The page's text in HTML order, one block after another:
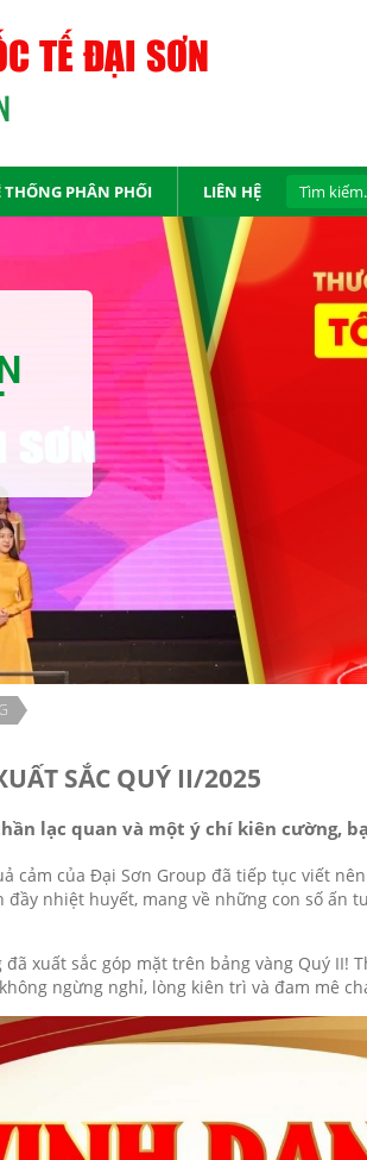
TẾ ĐẠI SƠN
THỐNG PHÂN PHỐI LIÊN HỆ
SẮC QUÝ II/2025
lạc quan và một ý chí kiên cường,
cảm của Đại Sơn Group đã tiếp tục viết
nhiệt huyết, mang về những con số ấn
đã xuất sắc góp mặt trên bảng vàng Quý II!
ngừng nghỉ, lòng kiên trì và đam mê